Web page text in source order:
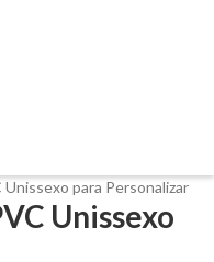
para Personalizar
Unissexo